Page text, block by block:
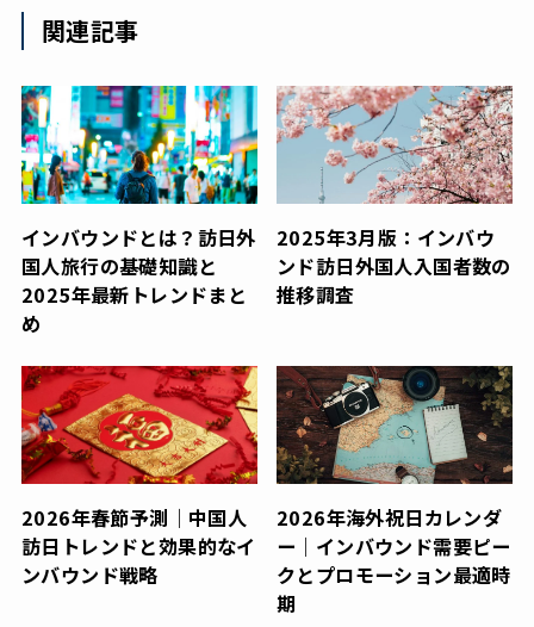
関連記事
インバウンドとは？訪日外
国人旅行の基礎知識と
2025年最新トレンドまと
め
2025年3月版：インバウ
ンド訪日外国人入国者数の
推移調査
2026年春節予測｜中国人
訪日トレンドと効果的なイ
ンバウンド戦略
2026年海外祝日カレンダ
ー｜インバウンド需要ピー
クとプロモーション最適時
期